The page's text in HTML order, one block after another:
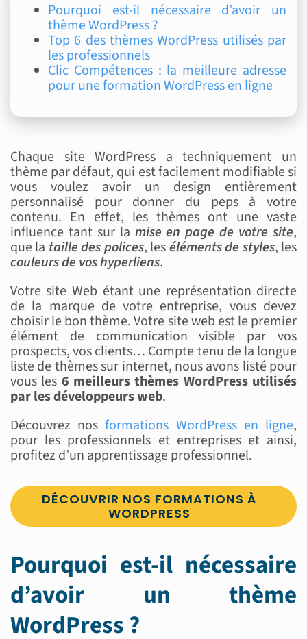
Pourquoi est-il nécessaire d’avoir un
thème WordPress ?
Top 6 des thèmes WordPress utilisés par
les professionnels
Clic Compétences : la meilleure adresse
pour une formation WordPress en ligne
Chaque site WordPress a techniquement un
thème par défaut, qui est facilement modifiable si
vous voulez avoir un design entièrement
personnalisé pour donner du peps à votre
contenu. En effet, les thèmes ont une vaste
influence tant sur la mise en page de votre site,
que la taille des polices, leséléments de styles, les
couleurs de vos hyperliens.
Votre site Web étant une représentation directe
de la marque de votre entreprise, vous devez
choisir le bon thème. Votre site web est le premier
élément de communication visible par vos
prospects, vos clients… Compte tenu de la longue
liste de thèmes sur internet, nous avons listé pour
vous les 6 meilleurs thèmes WordPress utilisés
par les développeurs web.
Découvrez nosformations WordPress en ligne,
pour les professionnels et entreprises et ainsi,
profitez d’un apprentissage professionnel.
DÉCOUVRIR NOS FORMATIONS À
WORDPRESS
Pourquoi est-il nécessaire
d’avoir un thème
WordPress ?